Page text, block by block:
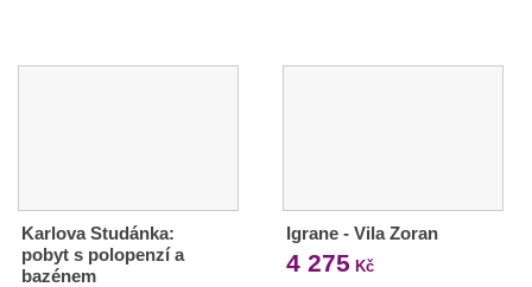
Karlova Studánka:
pobyt s polopenzí a
bazénem
Igrane - Vila Zoran
4 275 Kč